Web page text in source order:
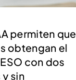
permiten que
obtengan el
con dos
sin